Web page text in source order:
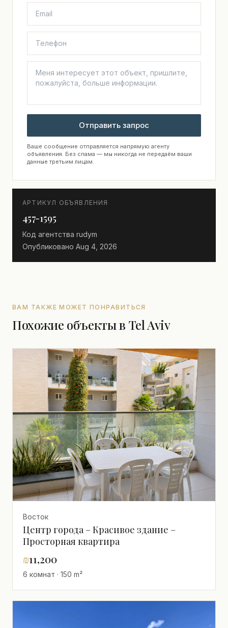
Отправить запрос
Ваше сообщение отправляется напрямую агенту
объявления. Без спама — мы никогда не передаём ваши
данные третьим лицам.
АРТИКУЛ ОБЪЯВЛЕНИЯ
457-1595
Код агентства rudym
Опубликовано Aug 4, 2026
ВАМ ТАКЖЕ МОЖЕТ ПОНРАВИТЬСЯ
Похожие объекты в Tel Aviv
Восток
Центр города – Красивое здание –
Просторная квартира
₪11,200
6 комнат · 150 m²